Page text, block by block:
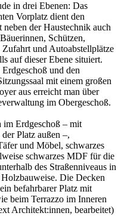
in drei Ebenen: Das
Vorplatz dient den
der Haustechnik auch
Schützen,
und Autoabstellplätze
auf dieser Ebene situiert.
und den
mit einem großen
aus erreicht man über
im Obergeschoß.
im Erdgeschoß – mit
Platz außen –,
und Möbel, schwarzes
schwarzes MDF für die
des Straßenniveaus in
Holzbauweise. Die Decken
befahrbarer Platz mit
beim Terrazzo im Inneren
Architekt:innen, bearbeitet)